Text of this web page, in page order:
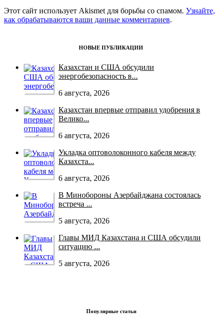
Этот сайт использует Akismet для борьбы со спамом. Узнайте,
как обрабатываются ваши данные комментариев.
НОВЫЕ ПУБЛИКАЦИИ
Казахстан и США обсудили
энергобезопасность в...
6 августа, 2026
Казахстан впервые отправил удобрения в
Велико...
6 августа, 2026
Укладка оптоволоконного кабеля между
Казахста...
6 августа, 2026
В Минобороны Азербайджана состоялась
встреча ...
5 августа, 2026
Главы МИД Казахстана и США обсудили
ситуацию ...
5 августа, 2026
Популярные статьи